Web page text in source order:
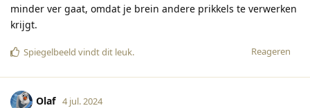
minder ver gaat, omdat je brein andere prikkels te verwerken
krijgt.
Reageren
Spiegelbeeld vindt dit leuk.
Olaf 4 jul. 2024